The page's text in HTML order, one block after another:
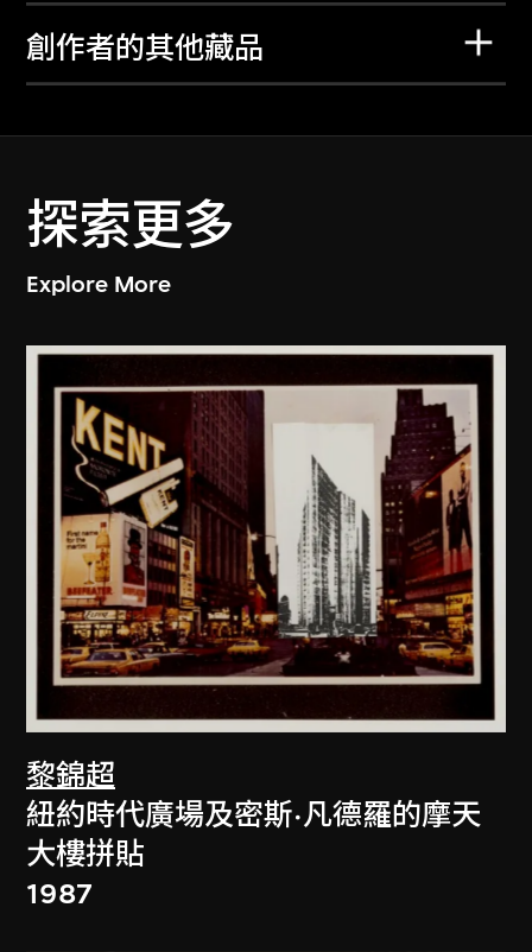
創作者的其他藏品
探索更多
Explore More
黎錦超
紐約時代廣場及密斯·凡德羅的摩天
大樓拼貼
1987